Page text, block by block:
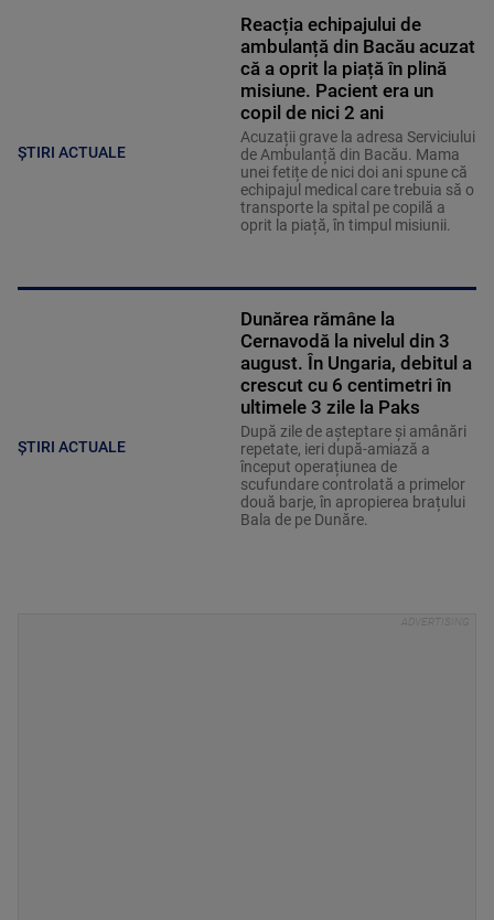
ȘTIRI ACTUALE
Reacția echipajului de
ambulanță din Bacău acuzat
că a oprit la piață în plină
misiune. Pacient era un
copil de nici 2 ani
Acuzații grave la adresa Serviciului
de Ambulanță din Bacău. Mama
unei fetițe de nici doi ani spune că
echipajul medical care trebuia să o
transporte la spital pe copilă a
oprit la piață, în timpul misiunii.
ȘTIRI ACTUALE
Dunărea rămâne la
Cernavodă la nivelul din 3
august. În Ungaria, debitul a
crescut cu 6 centimetri în
ultimele 3 zile la Paks
După zile de așteptare și amânări
repetate, ieri după-amiază a
început operațiunea de
scufundare controlată a primelor
două barje, în apropierea brațului
Bala de pe Dunăre.